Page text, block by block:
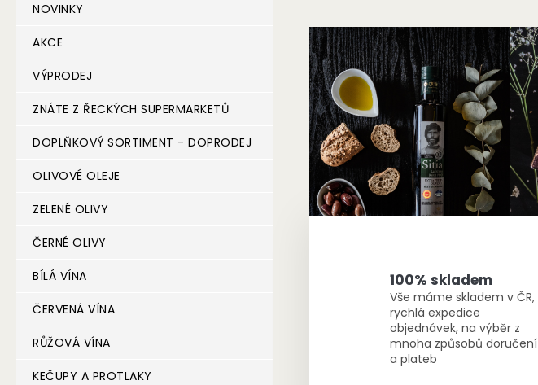
NOVINKY
AKCE
VÝPRODEJ
ZNÁTE Z ŘECKÝCH SUPERMARKETŮ
DOPLŇKOVÝ SORTIMENT - DOPRODEJ
OLIVOVÉ OLEJE
ZELENÉ OLIVY
ČERNÉ OLIVY
BÍLÁ VÍNA
ČERVENÁ VÍNA
RŮŽOVÁ VÍNA
KEČUPY A PROTLAKY
n
í
k
ů
m
Ř
e
c
k
100% skladem
Vše máme skladem v ČR,
rychlá expedice
objednávek, na výběr z
mnoha způsobů doručení
a plateb